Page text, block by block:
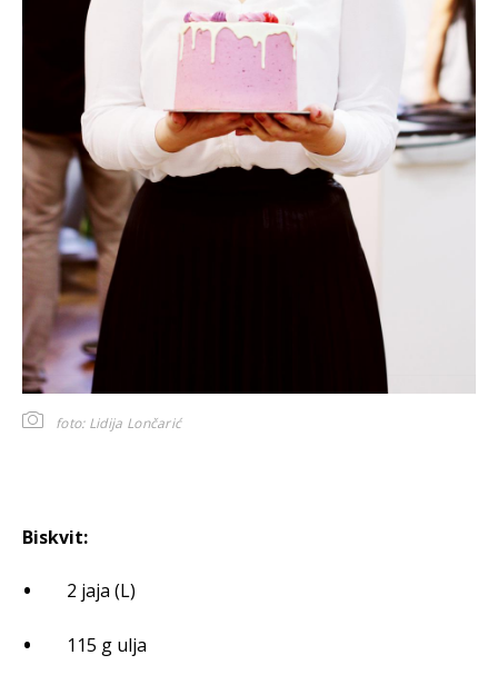
foto: Lidija Lončarić
Biskvit:
2 jaja (L)
115 g ulja